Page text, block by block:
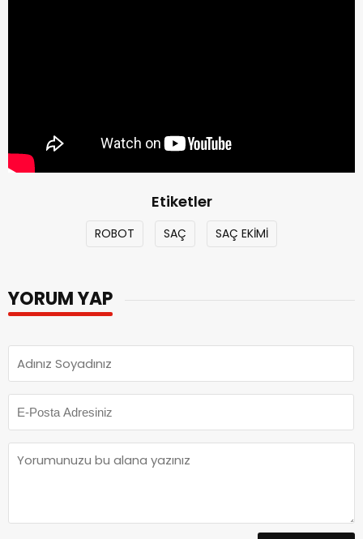
Etiketler
ROBOT SAÇ SAÇ EKİMİ
YORUM YAP